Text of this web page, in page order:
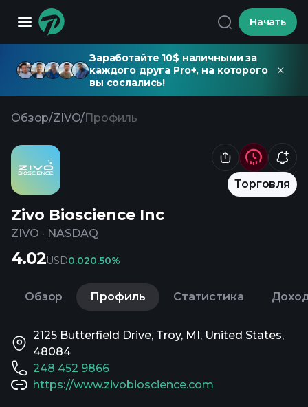
Начать
Заработайте 10$ наличными за
каждого друга Pro+, на которого
вы сослались!
Обзор/ZIVO/Профиль
Торговля
Zivo Bioscience Inc
ZIVO · NASDAQ
4.02USD0.020.50%
Обзор Профиль Статистика
2125 Butterfield Drive, Troy, MI, United States,
48084
248 452 9866
https://www.zivobioscience.com